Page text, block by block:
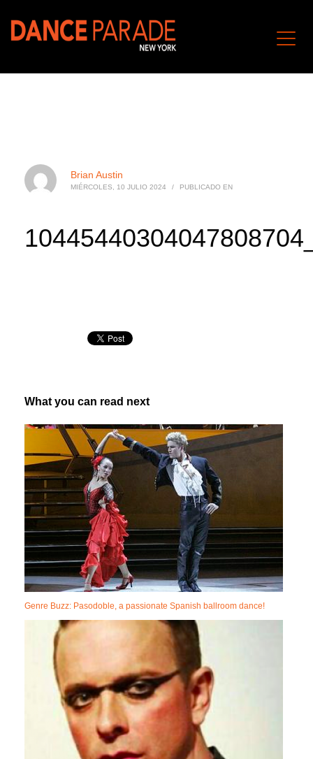
Brian Austin
MIÉRCOLES, 10 JULIO 2024 / PUBLICADO EN
What you can read next
Genre Buzz: Pasodoble, a passionate Spanish ballroom dance!